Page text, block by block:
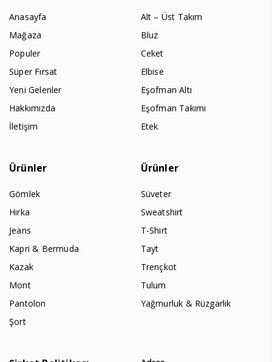
Anasayfa
Mağaza
Populer
Süper Fırsat
Yeni Gelenler
Hakkımızda
İletişim
Alt – Üst Takım
Bluz
Ceket
Elbise
Eşofman Altı
Eşofman Takımı
Etek
Ürünler
Gömlek
Hırka
Jeans
Kapri & Bermuda
Kazak
Mont
Pantolon
Şort
Ürünler
Süveter
Sweatshirt
T-Shirt
Tayt
Trençkot
Tulum
Yağmurluk & Rüzgarlık